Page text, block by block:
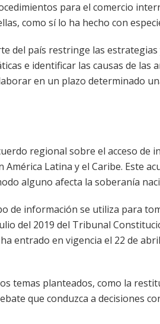
para el comercio
como sí lo ha hecho con
del país restringe las estrategias
e identificar las causas de las
en un plazo determinado
regional sobre el acceso de
Latina y el Caribe. Este
alguno afecta la soberanía
de información se utiliza para
del 2019 del Tribunal
entrado en vigencia el 22 de
temas planteados, como la
que conduzca a decisiones